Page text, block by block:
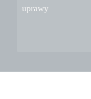
uprawy